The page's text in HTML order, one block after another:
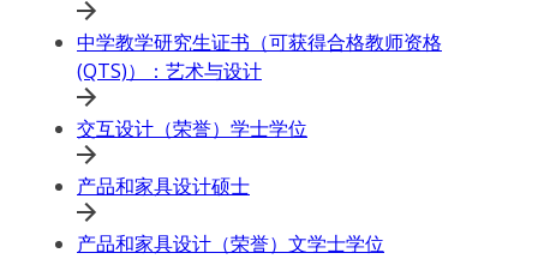
中学教学研究生证书（可获得合格教师资格
(QTS)）：艺术与设计
交互设计（荣誉）学士学位
产品和家具设计硕士
产品和家具设计（荣誉）文学士学位